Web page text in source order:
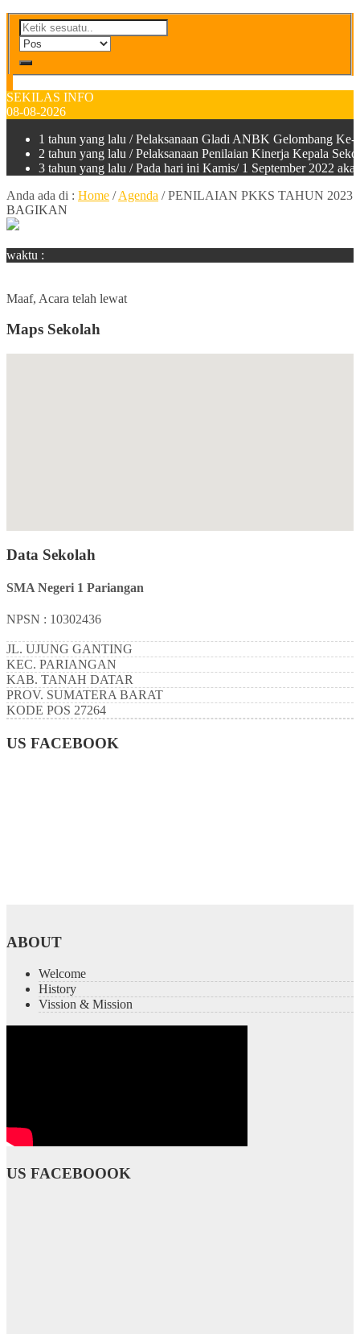
SEKILAS INFO
08-08-2026
1 tahun yang lalu / Pelaksanaan Gladi ANBK Gelombang Ke-
2 tahun yang lalu / Pelaksanaan Penilaian Kinerja Kepala
3 tahun yang lalu / Pada hari ini Kamis/ 1 September 2022
Anda ada di : Home /Agenda /PENILAIAN PKKS TAHUN 2023
BAGIKAN
waktu :
Maaf, Acara telah lewat
Maps Sekolah
Data Sekolah
SMA Negeri 1 Pariangan
NPSN : 10302436
JL. UJUNG GANTING
KEC. PARIANGAN
KAB. TANAH DATAR
PROV. SUMATERA BARAT
KODE POS 27264
US FACEBOOK
ABOUT
Welcome
History
Vission & Mission
US FACEBOOOK